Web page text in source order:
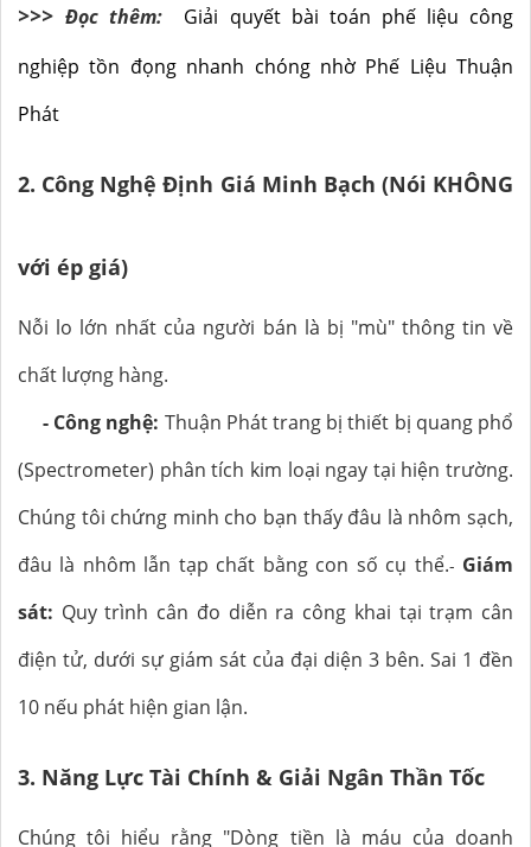
>>>Đọc thêm:
Giải quyết bài toán phế liệu công
nghiệp tồn đọng nhanh chóng nhờ Phế Liệu Thuận
Phát
2. Công Nghệ Định Giá Minh Bạch (Nói KHÔNG
với ép giá)
Nỗi lo lớn nhất của người bán là bị "mù" thông tin về
chất lượng hàng.
- Công nghệ: Thuận Phát trang bị thiết bị quang phổ
(Spectrometer) phân tích kim loại ngay tại hiện trường.
Chúng tôi chứng minh cho bạn thấy đâu là nhôm sạch,
đâu là nhôm lẫn tạp chất bằng con số cụ thể.- Giám
sát: Quy trình cân đo diễn ra công khai tại trạm cân
điện tử, dưới sự giám sát của đại diện 3 bên. Sai 1 đền
10 nếu phát hiện gian lận.
3. Năng Lực Tài Chính & Giải Ngân Thần Tốc
Chúng tôi hiểu rằng "Dòng tiền là máu của doanh